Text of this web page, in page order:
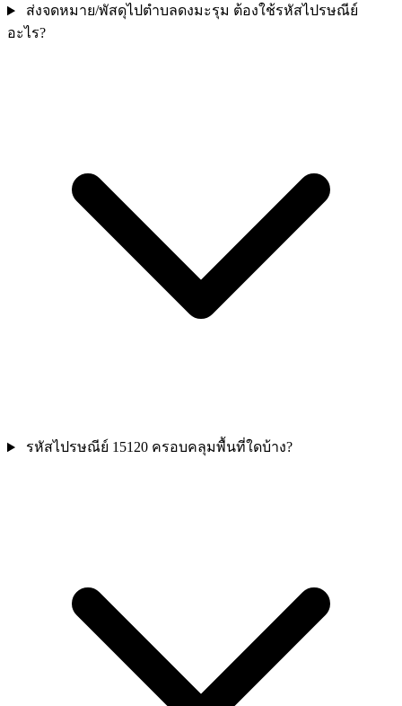
ส่งจดหมาย/พัสดุไปตำบลดงมะรุม ต้องใช้รหัสไปรษณีย์
อะไร?
รหัสไปรษณีย์ 15120 ครอบคลุมพื้นที่ใดบ้าง?